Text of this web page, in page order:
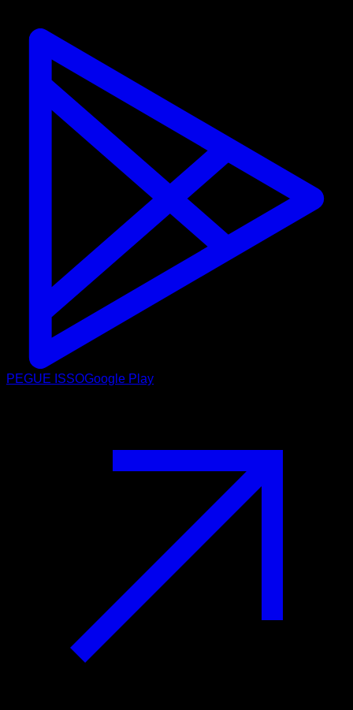
PEGUE ISSOGoogle Play